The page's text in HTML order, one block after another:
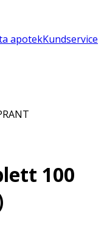
apotekKundservice
100